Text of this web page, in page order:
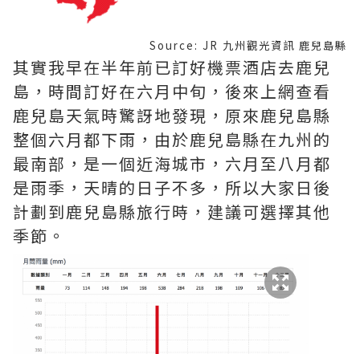
Source: JR 九州觀光資訊 鹿兒島縣
其實我早在半年前已訂好機票酒店去鹿兒
島，時間訂好在六月中旬，後來上網查看
鹿兒島天氣時驚訝地發現，原來鹿兒島縣
整個六月都下雨，由於鹿兒島縣在九州的
最南部，是一個近海城市，六月至八月都
是雨季，天晴的日子不多，所以大家日後
計劃到鹿兒島縣旅行時，建議可選擇其他
季節。